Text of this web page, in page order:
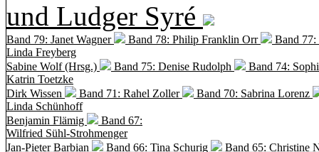
und Ludger Syré
Band 79: Janet Wagner Band 78: Philip Franklin Orr
Band
Linda Freyberg
Sabine Wolf (Hrsg.)
Band 75: Denise Rudolph
Band 74:
Katrin Toetzke
Dirk Wissen
Band 71: Rahel Zoller
Band 70: Sabrina Lorenz
Linda Schünhoff
Benjamin Flämig
Band 67:
Wilfried Sühl-Strohmenger
Jan-Pieter Barbian
Band 66: Tina Schurig
Band 65: Christine